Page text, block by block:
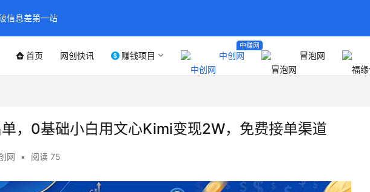
首页 网创快讯 赚钱项目 中创网
中赚网
冒泡网
，0基础小白用文心Kimi变现2W，免费接单渠道
网 • 阅读 75
信息差第一站